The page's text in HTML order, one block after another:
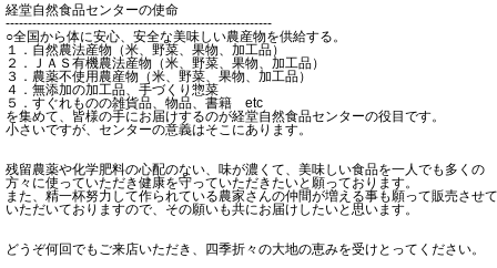
経堂自然食品センターの使命
------------------------------------------------------------
○全国から体に安心、安全な美味しい農産物を供給する。
１．自然農法産物（米、野菜、果物、加工品）
２．ＪＡＳ有機農法産物（米、野菜、果物、加工品）
３．農薬不使用農産物（米、野菜、果物、加工品）
４．無添加の加工品、手づくり惣菜
５．すぐれものの雑貨品、物品、書籍 etc
を集めて、皆様の手にお届けするのが経堂自然食品センターの役目です。
小さいですが、センターの意義はそこにあります。
残留農薬や化学肥料の心配のない、味が濃くて、美味しい食品を一人でも多くの
方々に使っていただき健康を守っていただきたいと願っております。
また、精一杯努力して作られている農家さんの仲間が増える事も願って販売させて
いただいておりますので、その願いも共にお届けしたいと思います。
どうぞ何回でもご来店いただき、四季折々の大地の恵みを受けとってください。